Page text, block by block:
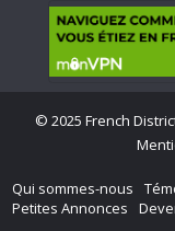
© 2025 French
Qui sommes-nous
Petites Annonces